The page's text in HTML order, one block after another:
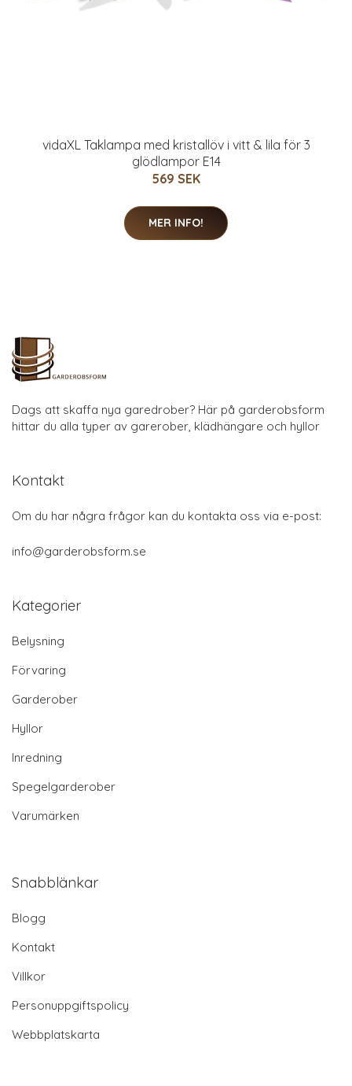
vidaXL Taklampa med kristallöv i vitt & lila för 3
glödlampor E14
569 SEK
MER INFO!
Dags att skaffa nya garedrober? Här på garderobsform
hittar du alla typer av garerober, klädhängare och hyllor
Kontakt
Om du har några frågor kan du kontakta oss via e-post:
info@garderobsform.se
Kategorier
Belysning
Förvaring
Garderober
Hyllor
Inredning
Spegelgarderober
Varumärken
Snabblänkar
Blogg
Kontakt
Villkor
Personuppgiftspolicy
Webbplatskarta